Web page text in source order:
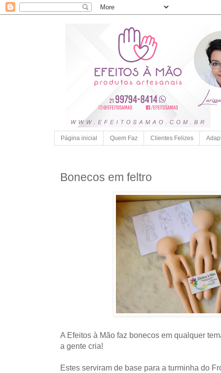
Página inicial Quem Faz Clientes Felizes
Bonecos em feltro
A Efeitos à Mão faz bonecos em qualquer
a gente cria!
Estes serviram de base para a turminha do